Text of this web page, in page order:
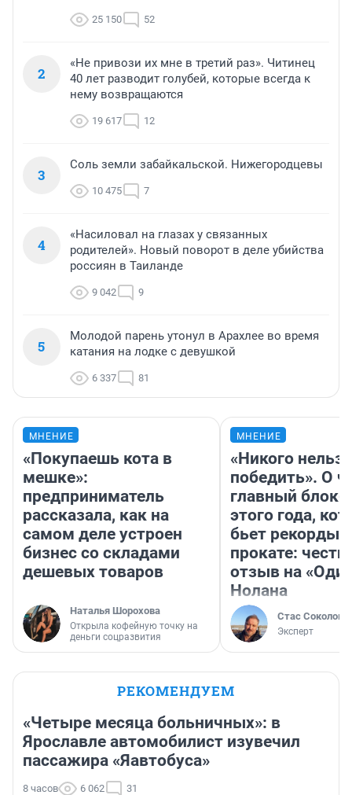
25 150 52
2
«Не привози их мне в третий раз». Читинец
40 лет разводит голубей, которые всегда к
нему возвращаются
19 617 12
3
Соль земли забайкальской. Нижегородцевы
10 475 7
4
«Насиловал на глазах у связанных
родителей». Новый поворот в деле убийства
россиян в Таиланде
9 042 9
5
Молодой парень утонул в Арахлее во время
катания на лодке с девушкой
6 337 81
МНЕНИЕ
«Покупаешь кота в
мешке»:
предприниматель
рассказала, как на
самом деле устроен
бизнес со складами
дешевых товаров
Наталья Шорохова
Открыла кофейную точку на
деньги соцразвития
МНЕНИЕ
«Никого нельзя
победить». О
главный
этого года,
бьет рекорды в
прокате:
отзыв на
Нолана
Стас Соколов
Эксперт
РЕКОМЕНДУЕМ
«Четыре месяца больничных»: в
Ярославле автомобилист изувечил
пассажира «Яавтобуса»
8 часов 6 062 31